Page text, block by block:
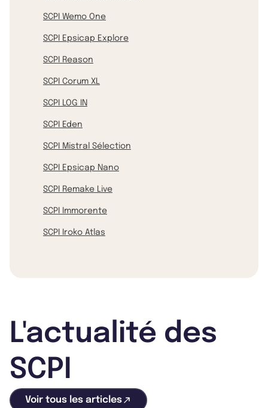
SCPI Wemo One
SCPI Epsicap Explore
SCPI Reason
SCPI Corum XL
SCPI LOG IN
SCPI Eden
SCPI Mistral Sélection
SCPI Epsicap Nano
SCPI Remake Live
SCPI Immorente
SCPI Iroko Atlas
L'actualité des
SCPI
Voir tous les articles